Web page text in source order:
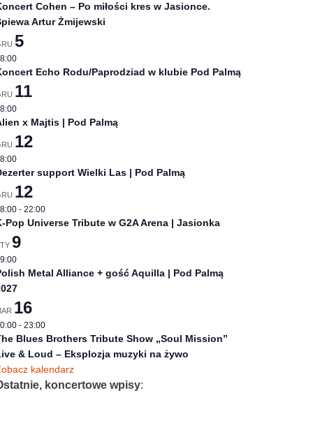
Cohen – Po miłości kres w Jasionce.
Artur Żmijewski
5
Echo Rodu/Paprodziad w klubie Pod Palmą
11
x Majtis | Pod Palmą
12
support Wielki Las | Pod Palmą
12
- 22:00
Pop Universe Tribute w G2A Arena | Jasionka
9
Metal Alliance + gość Aquilla | Pod Palmą
16
- 23:00
Blues Brothers Tribute Show „Soul Mission”
& Loud – Eksplozja muzyki na żywo
kalendarz
koncertowe wpisy: